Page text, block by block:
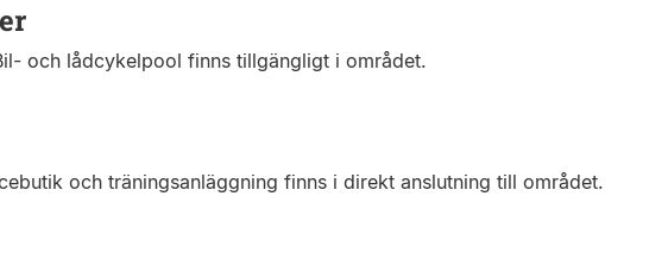
och lådcykelpool finns tillgängligt i området.
och träningsanläggning finns i direkt anslutning till området.